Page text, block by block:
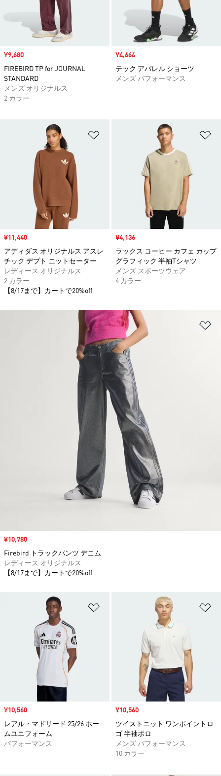
セール価格
¥9,680
FIREBIRD TP for JOURNAL
STANDARD
メンズ オリジナルス
2 カラー
セール価格
¥4,664
テック アパレル ショーツ
メンズ パフォーマンス
ほしいものリストに追加
セール価格
¥11,440
アディダス オリジナルス アスレ
チック デプト ニットセーター
レディース オリジナルス
2 カラー
【8/17まで】カートで20%off
セール価格
¥4,136
ラックス コーヒー カフェ カップ
グラフィック 半袖Tシャツ
メンズ スポーツウェア
4 カラー
ほしいものリストに追加
セール価格
¥10,560
レアル・マドリード 25/26 ホー
ムユニフォーム
パフォーマンス
セール価格
¥10,560
ツイストニット ワンポイントロ
ゴ 半袖ポロ
メンズ パフォーマンス
10 カラー
セール価格
¥10,780
Firebird トラックパンツ デニム
レディース オリジナルス
【8/17まで】カートで20%off